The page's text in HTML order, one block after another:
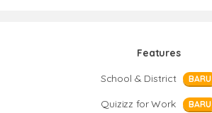
Features
School & District
BARU
Quizizz for Work BARU